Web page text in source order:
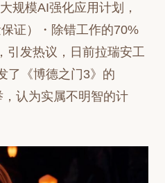
规模AI强化应用计划，
证）・除错工作的70%
引发热议，日前拉瑞安工
了《博德之门3》的
认为实属不明智的计